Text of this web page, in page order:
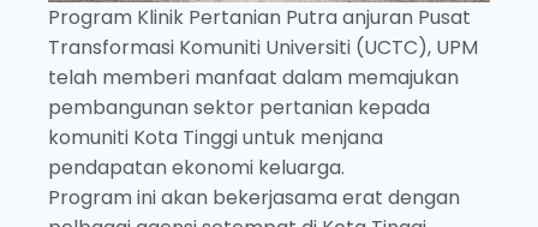
Program Klinik Pertanian Putra anjuran Pusat
Transformasi Komuniti Universiti (UCTC), UPM
telah memberi manfaat dalam memajukan
pembangunan sektor pertanian kepada
komuniti Kota Tinggi untuk menjana
pendapatan ekonomi keluarga.
Program ini akan bekerjasama erat dengan